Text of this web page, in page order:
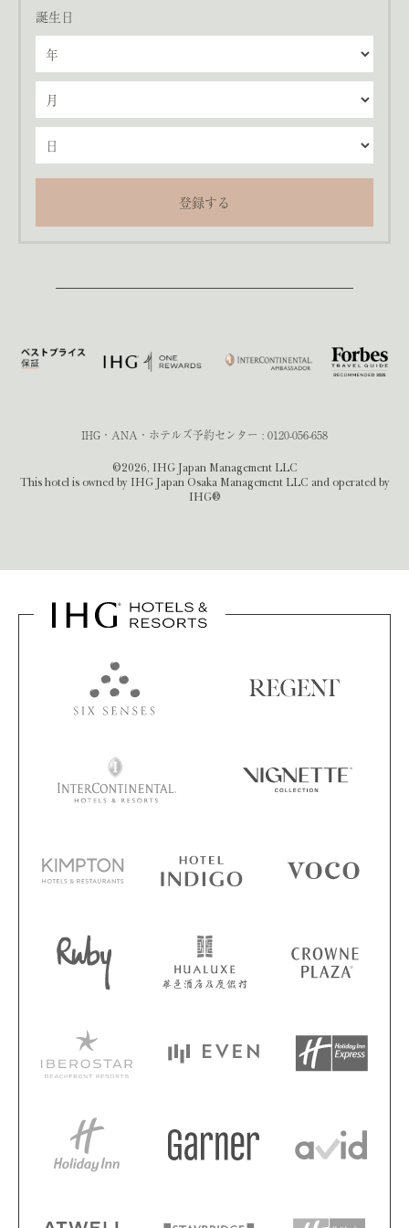
誕生日
登録する
IHG・ANA・ホテルズ予約センター : 0120-056-658
©2026, IHG Japan Management LLC
This hotel is owned by IHG Japan Osaka Management LLC and operated by
IHG®